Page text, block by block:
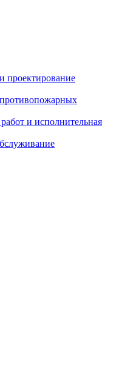
проектирование
и исполнительная